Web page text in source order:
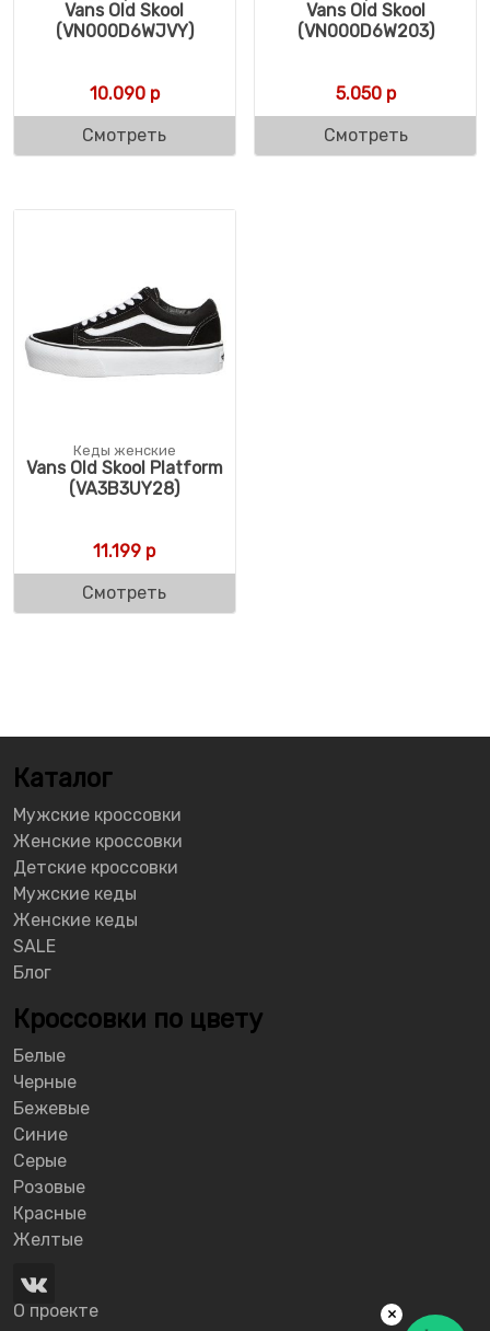
Vans Old Skool
(VN000D6WJVY)
10.090р
Смотреть
Vans Old Skool
(VN000D6W203)
5.050р
Смотреть
Кеды женские
Vans Old Skool Platform
(VA3B3UY28)
11.199 р
Смотреть
Каталог
Мужские кроссовки
Женские кроссовки
Детские кроссовки
Мужские кеды
Женские кеды
SALE
Блог
Кроссовки по цвету
Белые
Черные
Бежевые
Синие
Серые
Розовые
Красные
Желтые
О проекте ×